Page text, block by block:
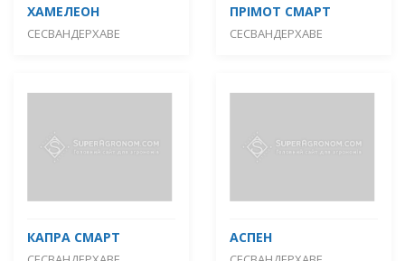
ХАМЕЛЕОН
СЕСВАНДЕРХАВЕ
ПРІМОТ СМАРТ
СЕСВАНДЕРХАВЕ
КАПРА СМАРТ АСПЕН